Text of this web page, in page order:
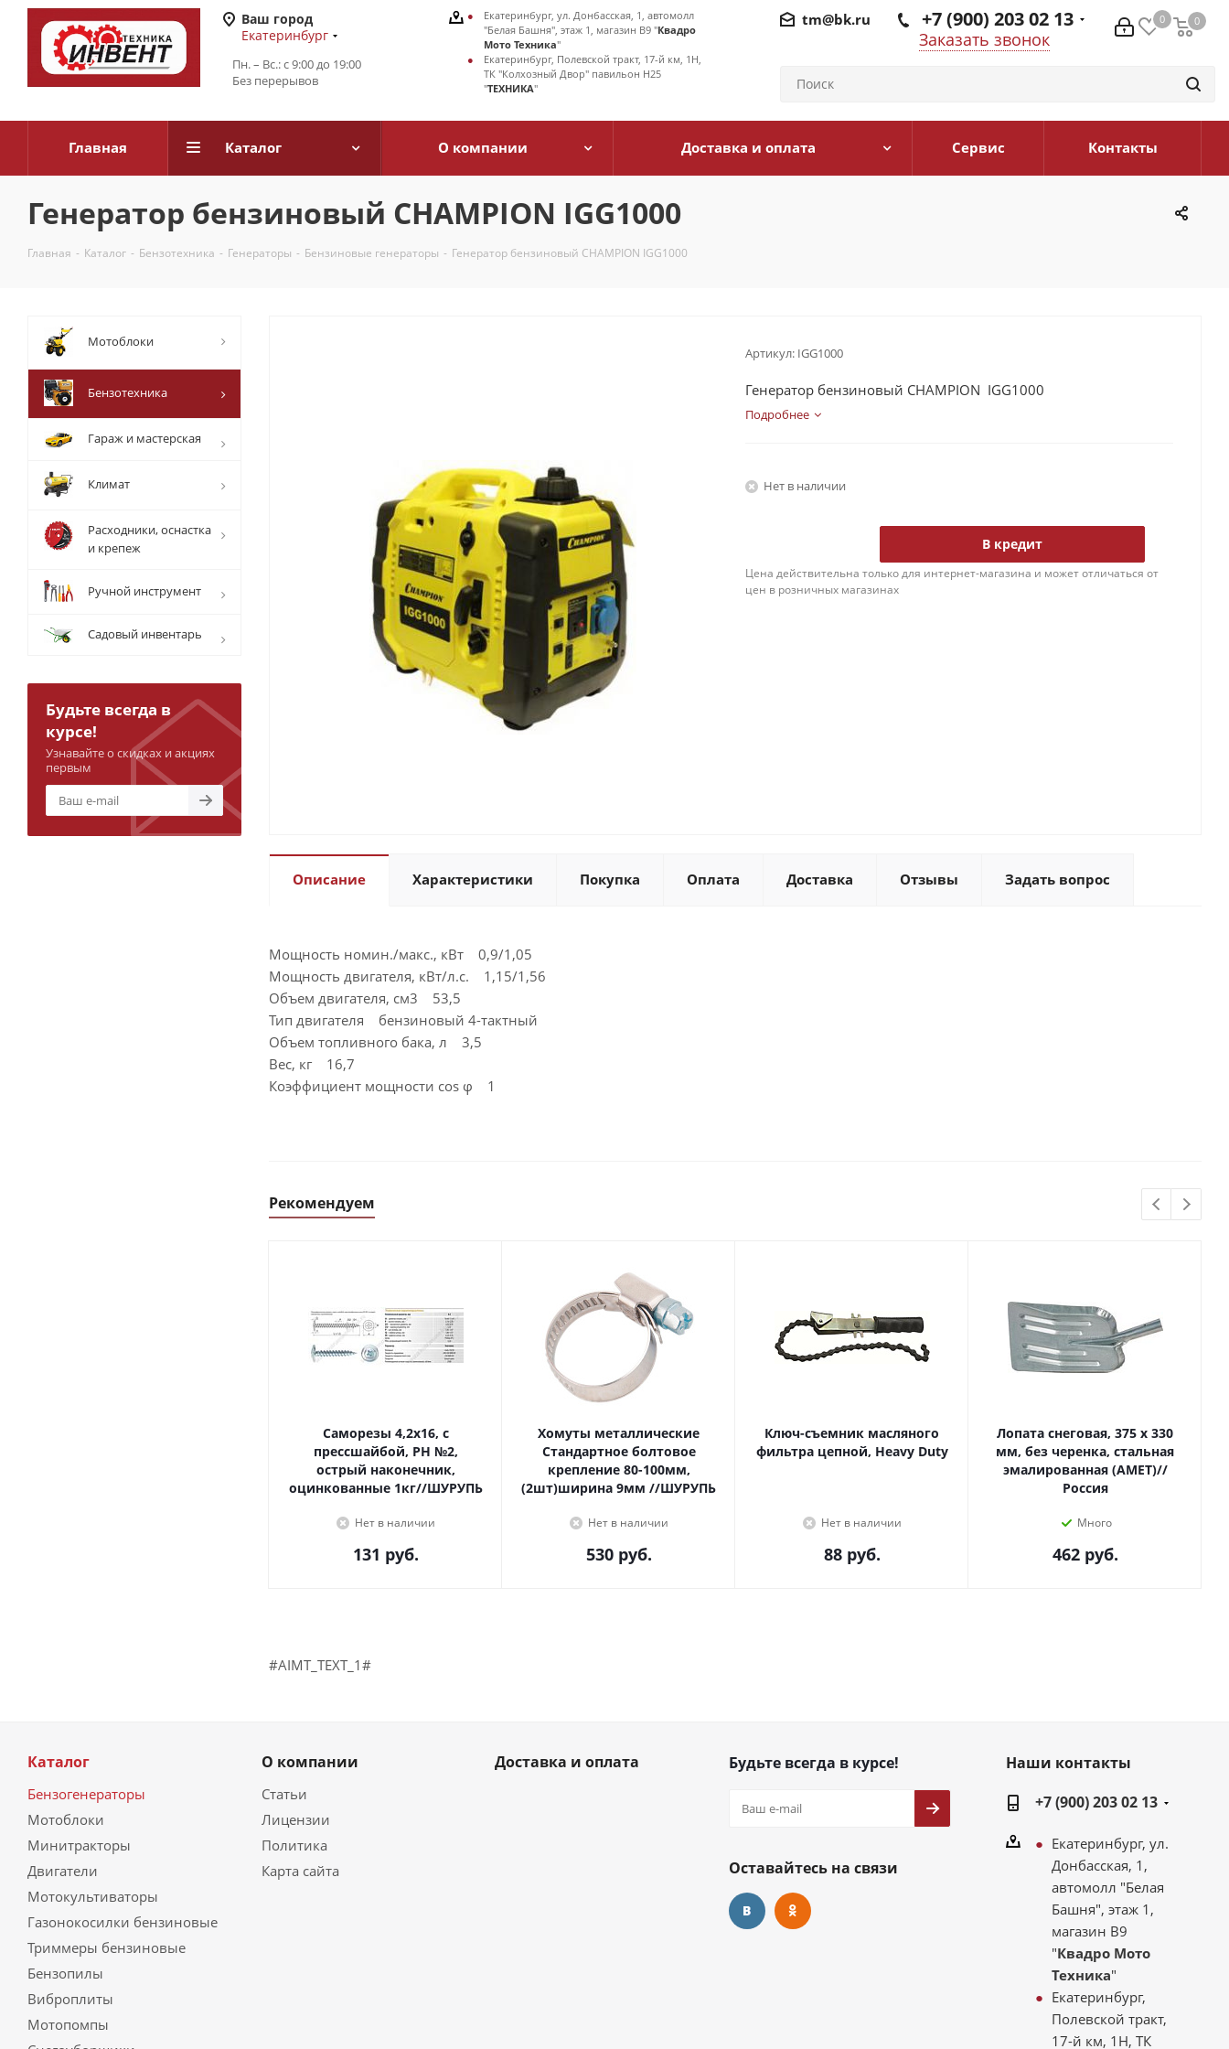
Ваш город
Екатеринбург
Пн. – Вс.: с 9:00 до 19:00
Без перерывов
0 0
0
+7 (900) 203 02 13
Заказать звонок
tm@bk.ru
Екатеринбург, ул. Донбасская, 1, автомолл
"Белая Башня", этаж 1, магазин В9 "Квадро
Мото Техника"
Екатеринбург, Полевской тракт, 17-й км, 1Н,
ТК "Колхозный Двор" павильон Н25
"ТЕХНИКА"
Главная Каталог О компании Доставка и оплата Сервис Контакты
Генератор бензиновый CHAMPION IGG1000
Главная - Каталог - Бензотехника - Генераторы - Бензиновые генераторы - Генератор бензиновый CHAMPION IGG1000
Артикул: IGG1000
Генератор бензиновый CHAMPION IGG1000
Подробнее
Нет в наличии
В кредит
Цена действительна только для интернет-магазина и может отличаться от
цен в розничных магазинах
Описание Характеристики Покупка Оплата Доставка Отзывы Задать вопрос
Мощность номин./макс., кВт 0,9/1,05
Мощность двигателя, кВт/л.с. 1,15/1,56
Объем двигателя, см3 53,5
Тип двигателя бензиновый 4-тактный
Объем топливного бака, л 3,5
Вес, кг 16,7
Коэффициент мощности cos φ 1
Рекомендуем
Саморезы 4,2х16, с
прессшайбой, PH №2,
острый наконечник,
оцинкованные 1кг//ШУРУПЬ
Нет в наличии
131 руб.
Хомуты металлические
Стандартное болтовое
крепление 80-100мм,
(2шт)ширина 9мм //ШУРУПЬ
Нет в наличии
530руб.
Ключ-съемник масляного
фильтра цепной, Heavy Duty
Нет в наличии
88руб.
Лопата снеговая, 375 х 330
мм, без черенка, стальная
эмалированная (АМЕТ)//
Россия
Много
462руб.
#AIMT_TEXT_1#
Мотоблоки
Бензотехника
Гараж и мастерская
Климат
Расходники, оснастка
и крепеж
Ручной инструмент
Садовый инвентарь
Будьте всегда в
курсе!
Узнавайте о скидках и акциях
первым
Каталог
Бензогенераторы
Мотоблоки
Минитракторы
Двигатели
Мотокультиваторы
Газонокосилки бензиновые
Триммеры бензиновые
Бензопилы
Виброплиты
Мотопомпы
О компании
Статьи
Лицензии
Политика
Карта сайта
Доставка и оплата Будьте всегда в курсе!
Оставайтесь на связи
Наши контакты
+7 (900) 203 02 13
Екатеринбург, ул.
Донбасская, 1,
автомолл "Белая
Башня", этаж 1,
магазин В9
"Квадро Мото
Техника"
Екатеринбург,
Полевской тракт,
17-й км, 1Н, ТК